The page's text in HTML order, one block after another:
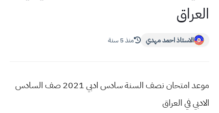
العراق
الاستاذ احمد مهدي منذ 5 سنة
موعد امتحان نصف السنة سادس ادبي 2021 صف السادس
الادبي في العراق